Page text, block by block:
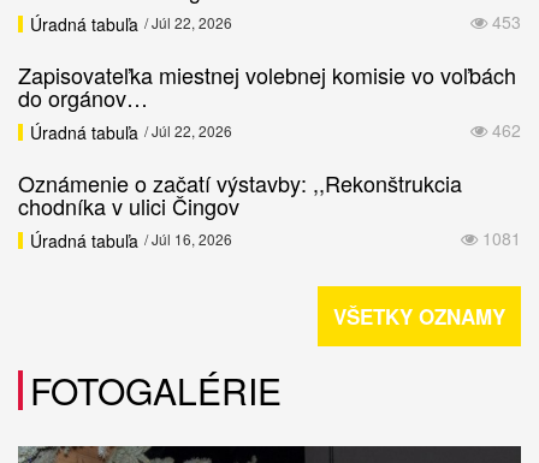
453
Úradná tabuľa / Júl 22, 2026
Zapisovateľka miestnej volebnej komisie vo voľbách
do orgánov…
462
Úradná tabuľa / Júl 22, 2026
Oznámenie o začatí výstavby: ,,Rekonštrukcia
chodníka v ulici Čingov
1081
Úradná tabuľa / Júl 16, 2026
VŠETKY OZNAMY
FOTOGALÉRIE